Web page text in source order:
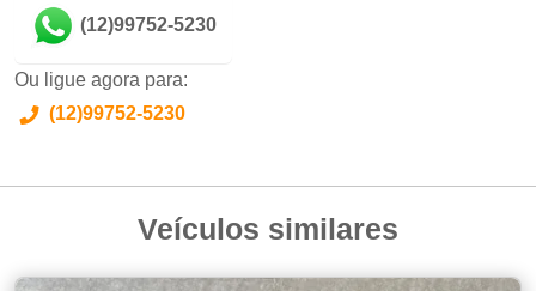
(12)99752-5230
Ou ligue agora para:
(12)99752-5230
Veículos similares